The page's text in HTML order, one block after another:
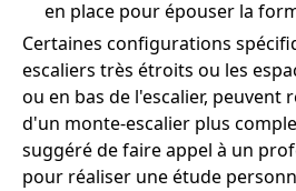
en place pour épouser la
Certaines configurations
escaliers très étroits ou les
ou en bas de l'escalier, peuvent
d'un monte-escalier plus
suggéré de faire appel à un
pour réaliser une étude